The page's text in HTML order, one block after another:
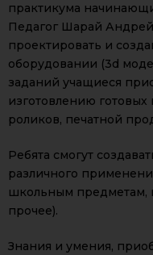
практикума
Педагог Шарай
проектировать и
оборудовании (3d
заданий учащиеся
изготовлению
роликов, печатной
Ребята смогут
различного
школьным предметам,
прочее).
Знания и умения,